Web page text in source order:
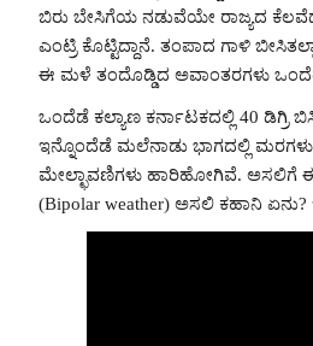
ಬಿರು ಬೇಸಿಗೆಯ ನಡುವೆಯೇ ರಾಜ್ಯದ
ಎಂಟ್ರಿ ಕೊಟ್ಟಿದ್ದಾನೆ. ತಂಪಾದ ಗಾಳಿ
ಈ ಮಳೆ ತಂದೊಡ್ಡಿದ ಅವಾಂತರಗಳು
ಒಂದೆಡೆ ಕಲ್ಯಾಣ ಕರ್ನಾಟಕದಲ್ಲಿ 40 ಡಿಗ್ರಿ
ಇನ್ನೊಂದೆಡೆ ಮಲೆನಾಡು ಭಾಗದಲ್ಲಿ
ಮೇಲ್ಛಾವಣಿಗಳು ಹಾರಿಹೋಗಿವೆ. ಅಸಲಿಗೆ
(Bipolar weather) ಅಸಲಿ ಕಹಾನಿ